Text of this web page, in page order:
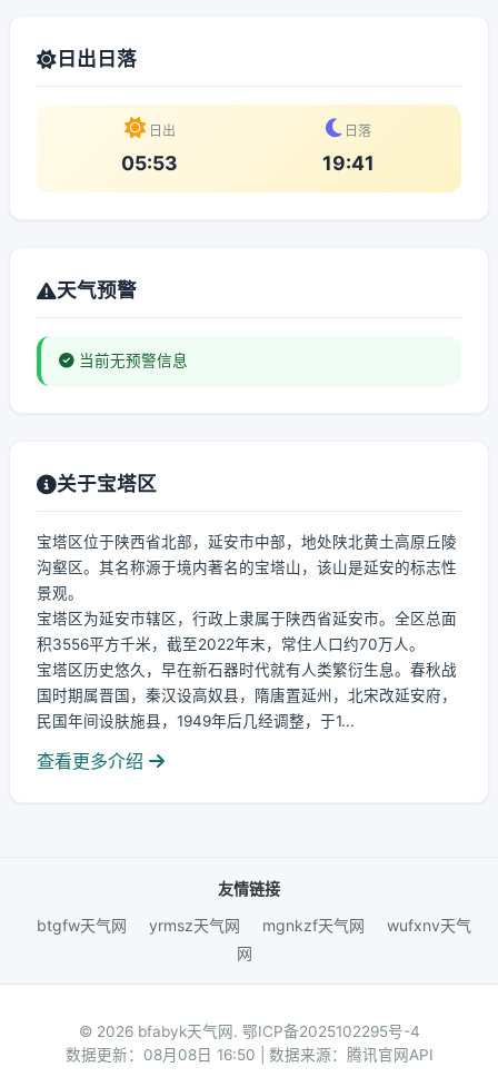
日出日落
日出
05:53
日落
19:41
天气预警
当前无预警信息
关于宝塔区
宝塔区位于陕西省北部，延安市中部，地处陕北黄土高原丘陵
沟壑区。其名称源于境内著名的宝塔山，该山是延安的标志性
景观。
宝塔区为延安市辖区，行政上隶属于陕西省延安市。全区总面
积3556平方千米，截至2022年末，常住人口约70万人。
宝塔区历史悠久，早在新石器时代就有人类繁衍生息。春秋战
国时期属晋国，秦汉设高奴县，隋唐置延州，北宋改延安府，
民国年间设肤施县，1949年后几经调整，于1...
查看更多介绍
友情链接
btgfw天气网
yrmsz天气网 mgnkzf天气网
wufxnv天气
网
© 2026 bfabyk天气网. 鄂ICP备2025102295号-4
数据更新：08月08日 16:50 | 数据来源：腾讯官网API